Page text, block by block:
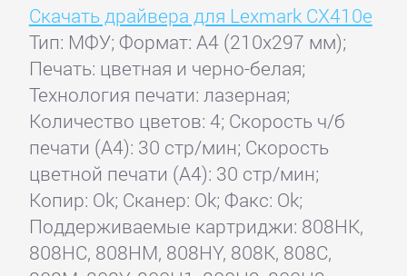
Скачать драйвера для Lexmark CX410e
Тип: МФУ; Формат: A4 (210x297 мм);
Печать: цветная и черно-белая;
Технология печати: лазерная;
Количество цветов: 4; Скорость ч/б
печати (А4): 30 стр/мин; Скорость
цветной печати (А4): 30 стр/мин;
Копир: Ok; Сканер: Ok; Факс: Ok;
Поддерживаемые картриджи: 808HK,
808HC, 808HM, 808HY, 808K, 808C,